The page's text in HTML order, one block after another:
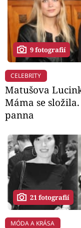
9 fotografií
CELEBRITY
Matušova
Máma se
panna
21 fotografií
MÓDA A KRÁSA